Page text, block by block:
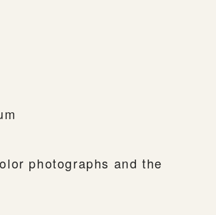
photographs and the